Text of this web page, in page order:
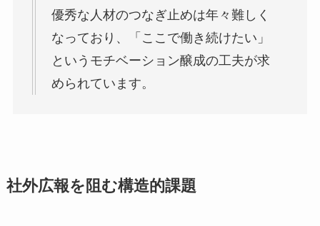
優秀な人材のつなぎ止めは年々難しく
なっており、「ここで働き続けたい」
というモチベーション醸成の工夫が求
められています。
社外広報を阻む構造的課題